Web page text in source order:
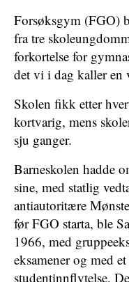
Forsøksgym (FGO)
fra tre
forkortelse for
det vi i dag kaller en
Skolen fikk etter
kortvarig, mens
sju ganger.
Barneskolen hadde
sine, med statlig
antiautoritære
før FGO starta, ble
1966, med
eksamener og med
studentinnflytelse.